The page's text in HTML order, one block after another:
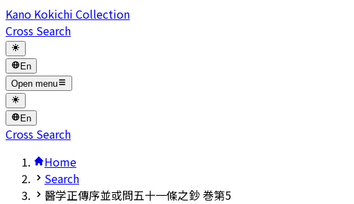
Kano Kokichi Collection
Cross Search
En
Open menu
En
Cross Search
Home
Search
醫学正傳序並或問五十一條之鈔 巻第5